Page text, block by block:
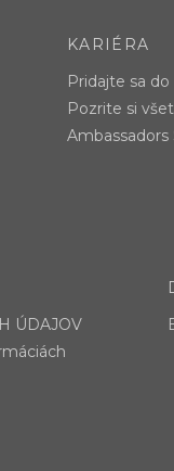
KARIÉRA
Pridajte sa
Pozrite si
Ambassadors
ÚDAJOV